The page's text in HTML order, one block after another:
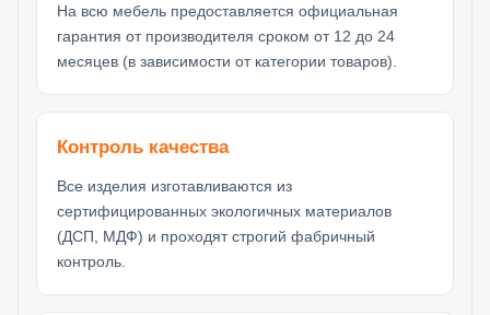
На всю мебель предоставляется официальная
гарантия от производителя сроком от 12 до 24
месяцев (в зависимости от категории товаров).
Контроль качества
Все изделия изготавливаются из
сертифицированных экологичных материалов
(ДСП, МДФ) и проходят строгий фабричный
контроль.